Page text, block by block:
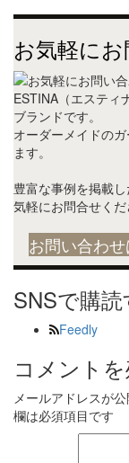
お気軽に
ESTINA（エスティ
ブランドです。
オーダーメイドの
ます。
豊富な事例を掲載
気軽にお問合せくだ
お問い合わ
SNSで購読
Feedly
コメント
メールアドレスが
欄は必須項目です